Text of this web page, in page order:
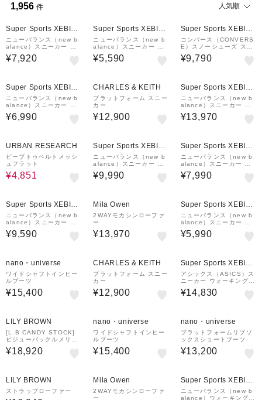
1,956 件 人気順
Super Sports XEBIO
&mall店
ニューバランス（new b
alance）スニーカー ウ
ォーキングシューズ 550
v5 ブラック MW550AB
¥7,920
Super Sports XEBIO
&mall店
ニューバランス（new b
alance）スニーカー ウ
ォーキングシューズ 550
v5 ネイビー MW550AA
¥5,590
Super Sports XEBIO
&mall店
コンバース（CONVERS
E）スノーシューズ スノ
トレ NX1360 ウォータ
ープルーフ ミッドカット
¥9,790
Super Sports XEBIO
&mall店
ニューバランス（new b
alance）スニーカー ウ
ォーキングシューズ 550
v5 ブラック WW550AB
¥6,990
CHARLES & KEITH
プラットフォーム スニー
カー
¥12,900
Super Sports XEBIO
&mall店
ニューバランス（new b
alance）スニーカー ウ
ォーキングシューズ Fre
sh Foam X 880 W880
¥13,970
URBAN RESEARCH
ピープトゥベルトメッシ
ュフラット
¥4,851
Super Sports XEBIO
&mall店
ニューバランス（new b
alance）スニーカー ウ
ォーキングシューズ ウォ
ーキング フレッシュ フ
¥9,990
Super Sports XEBIO
&mall店
ニューバランス（new b
alance）スニーカー ウ
ォーキングシューズ ダイ
ナソフト NB サンファー
¥7,990
Super Sports XEBIO
&mall店
ニューバランス（new b
alance）スニーカー ウ
ォーキングシューズ ウォ
ーキング フレッシュ フ
¥9,590
Mila Owen
2WAYモカシンローファ
ー
¥13,970
Super Sports XEBIO
&mall店
ニューバランス（new b
alance）スニーカー ウ
ォーキングシューズ 550
v5 ベージュ WW550AA
¥5,990
nano・universe
ワイドシャフトインヒー
ルブーツ
¥15,400
CHARLES & KEITH
プラットフォーム スニー
カー
¥12,900
Super Sports XEBIO
&mall店
アシックス（ASICS）ス
ニーカー ウォーキングシ
ューズ ハダシウォーカー
GORE-TEX防水 3E相当
¥14,830
LILY BROWN
[L.B CANDY STOCK]
ビジューバックルメリー
ジェーン
¥18,920
nano・universe
ワイドシャフトインヒー
ルブーツ
¥15,400
nano・universe
プラットフォームリブソ
ックスショートブーツ
¥13,200
LILY BROWN
ストラップローファー
Mila Owen
2WAYモカシンローファ
ー
Super Sports XEBIO
&mall店
ニューバランス（new b
alance）ウォーキングシ